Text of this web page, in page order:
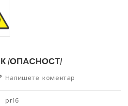
/ОПАСНОСТ/
Напишете коментар
pr16